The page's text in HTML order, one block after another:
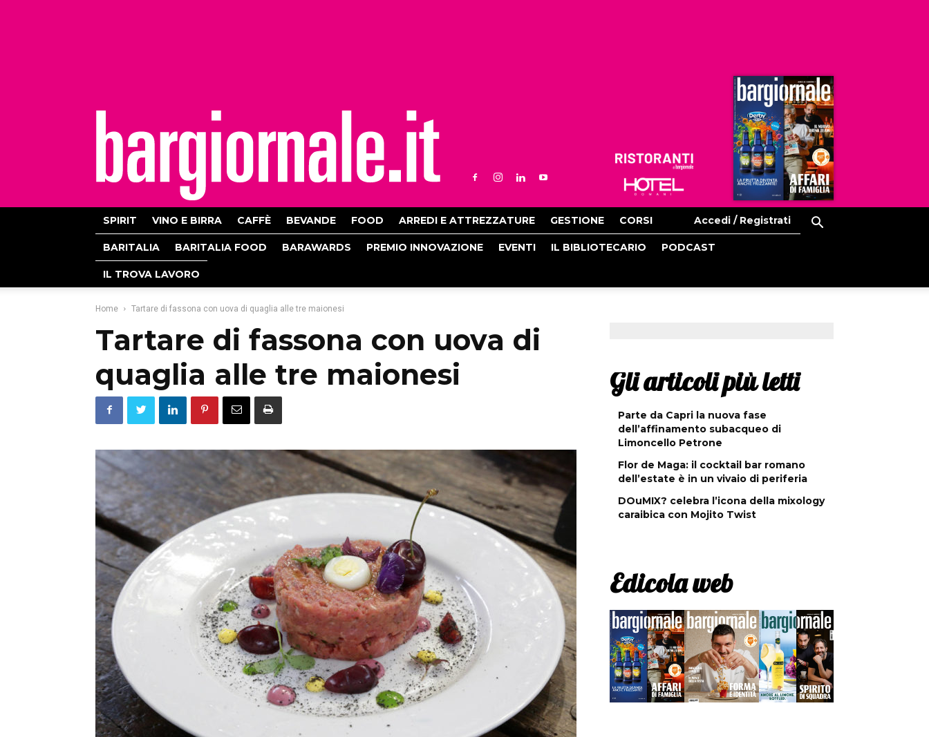
Ristoranti
Hoteldomani
SPIRIT VINO E BIRRA CAFFÈ BEVANDE FOOD ARREDI E ATTREZZATURE GESTIONE CORSI Accedi / Registrati
BARITALIA BARITALIA FOOD BARAWARDS PREMIO INNOVAZIONE EVENTI IL BIBLIOTECARIO PODCAST
IL TROVA LAVORO
Home Tartare di fassona con uova di quaglia alle tre maionesi
Tartare di fassona con uova di
quaglia alle tre maionesi
Gli articoli più letti
Parte da Capri la nuova fase
dell’affinamento subacqueo di
Limoncello Petrone
Flor de Maga: il cocktail bar romano
dell’estate è in un vivaio di periferia
DOuMIX? celebra l’icona della mixology
caraibica con Mojito Twist
Edicola web